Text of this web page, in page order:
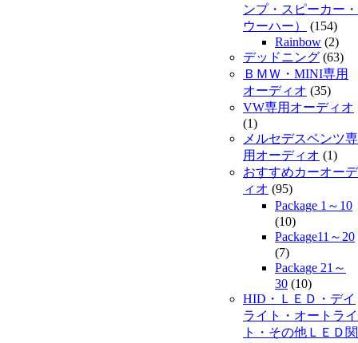
ンプ・スピーカー・
ウーハー）
(154)
Rainbow (2)
デッドニング (63)
ＢＭＷ・MINI専用
オーディオ (35)
VW専用オーディオ
(1)
メルセデスベンツ専
用オーディオ (1)
おすすめカーオーデ
ィオ (95)
Package 1～10
(10)
Package11～20
(7)
Package 21～
30 (10)
HID・ＬＥＤ・デイ
ライト・オートライ
ト・その他ＬＥＤ関